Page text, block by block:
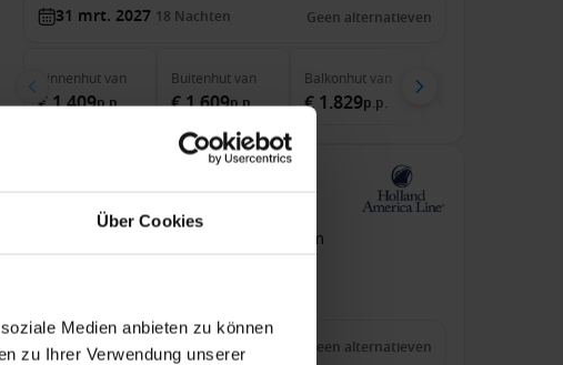
Über Cookies
Medien anbieten zu können
zu Ihrer Verwendung unserer
31 mrt. 2027 18 Nachten Geen alternatieven
Binnenhutvan
€ 1.409p.p.
Buitenhutvan
€ 1.609p.p.
Balkonhutvan
€ 1.829p.p.
met de Westerdam
Westerdam
3 jan. 2027 28Nachten Geen alternatieven